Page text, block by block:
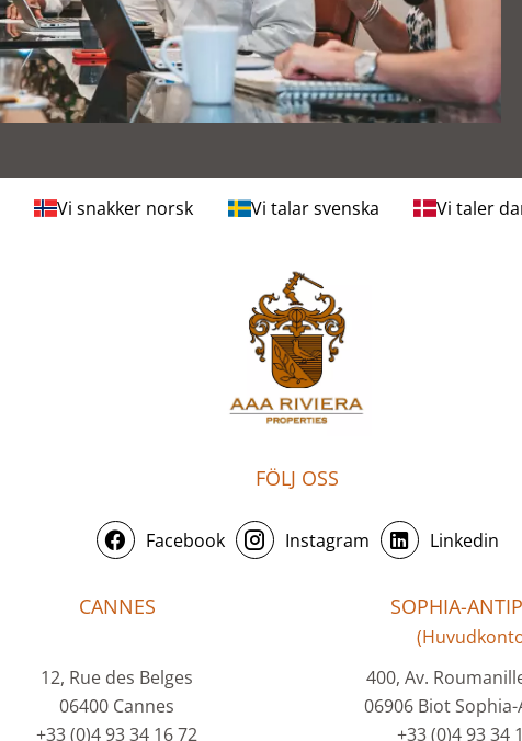
Vi snakker norsk Vi talar svenska Vi taler
FÖLJ OSS
Facebook Instagram Linkedin
CANNES
12, Rue des Belges
06400 Cannes
+33 (0)4 93 34 16 72
SOPHIA-
400, Av.
06906 Biot
+33 (0)4 93 34